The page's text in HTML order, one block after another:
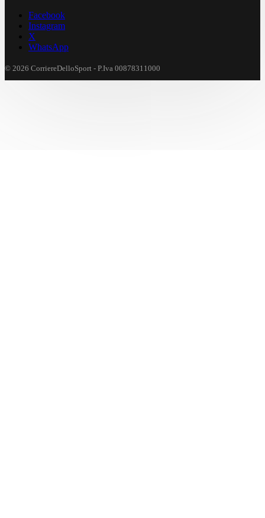
Facebook
Instagram
X
WhatsApp
© 2026 CorriereDelloSport - P.Iva 00878311000